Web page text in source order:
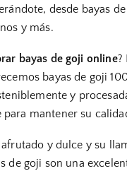
desde bayas
y más.
bayas de goji online?
bayas de goji
y
mantener su
y dulce y su
de goji son una